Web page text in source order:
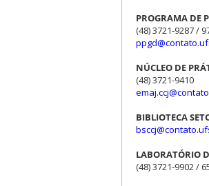
PROGRAMA DE
(48) 3721-9287 /
NÚCLEO DE
(48) 3721-9410
BIBLIOTECA
LABORATÓRIO
(48) 3721-9902 /